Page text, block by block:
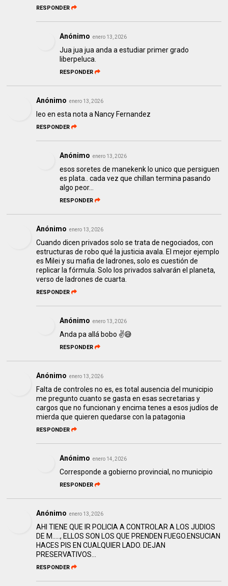
RESPONDER
Anónimo enero 13, 2026
Jua jua jua anda a estudiar primer grado
liberpeluca.
RESPONDER
Anónimo enero 13, 2026
leo en esta nota a Nancy Fernandez
RESPONDER
Anónimo enero 13, 2026
esos soretes de manekenk lo unico que persiguen
es plata.. cada vez que chillan termina pasando
algo peor...
RESPONDER
Anónimo enero 13, 2026
Cuando dicen privados solo se trata de negociados, con
estructuras de robo qué la justicia avala. El mejor ejemplo
es Milei y su mafia de ladrones, solo es cuestión de
replicar la fórmula. Solo los privados salvarán el planeta,
verso de ladrones de cuarta.
RESPONDER
Anónimo enero 13, 2026
Anda pa allá bobo ✌️😅
RESPONDER
Anónimo enero 13, 2026
Falta de controles no es, es total ausencia del municipio
me pregunto cuanto se gasta en esas secretarias y
cargos que no funcionan y encima tenes a esos judíos de
mierda que quieren quedarse con la patagonia
RESPONDER
Anónimo enero 14, 2026
Corresponde a gobierno provincial, no municipio
RESPONDER
Anónimo enero 13, 2026
AHI TIENE QUE IR POLICIA A CONTROLAR A LOS JUDIOS
DE M....., ELLOS SON LOS QUE PRENDEN FUEGO.ENSUCIAN
HACES PIS EN CUALQUIER LADO. DEJAN
PRESERVATIVOS...
RESPONDER